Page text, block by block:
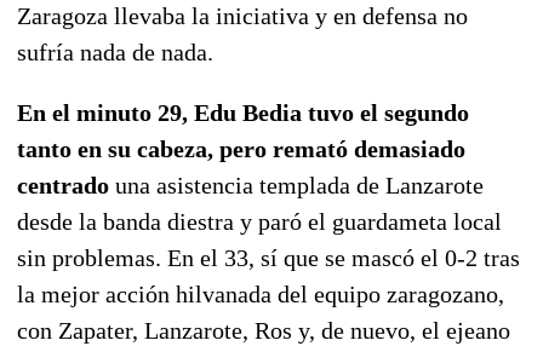
Zaragoza llevaba la iniciativa y en defensa no
sufría nada de nada.
En el minuto 29, Edu Bedia tuvo el segundo
tanto en su cabeza, pero remató demasiado
centrado una asistencia templada de Lanzarote
desde la banda diestra y paró el guardameta local
sin problemas. En el 33, sí que se mascó el 0-2 tras
la mejor acción hilvanada del equipo zaragozano,
con Zapater, Lanzarote, Ros y, de nuevo, el ejeano